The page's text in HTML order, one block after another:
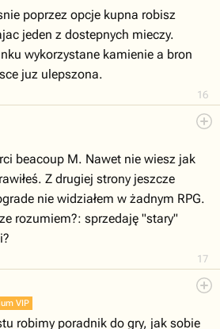
16
poprzez opcje kupna robisz
jeden z dostepnych mieczy.
wykorzystane kamienie a bron
juz ulepszona.
17
beacoup M. Nawet nie wiesz jak
Z drugiej strony jeszcze
nie widziałem w żadnym RPG.
rozumiem?: sprzedaję "stary"
VIP
robimy poradnik do gry, jak sobie